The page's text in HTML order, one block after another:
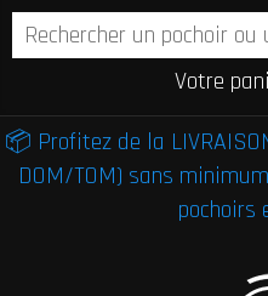
Votre
📦 Profitez de la
DOM/TOM) sans
pochoirs